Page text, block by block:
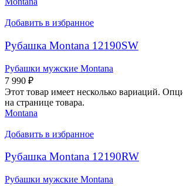
Добавить в избранное
Рубашка Montana 12190SW
Рубашки мужские Montana
7 990 ₽
Этот товар имеет несколько вариаций.
на странице товара.
Montana
Добавить в избранное
Рубашка Montana 12190RW
Рубашки мужские Montana